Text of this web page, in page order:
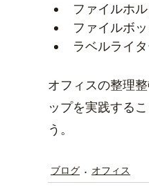
ファイルホ
ファイルボ
ラベルライ
オフィスの整理
ップを実践する
う。
ブログ オフィス